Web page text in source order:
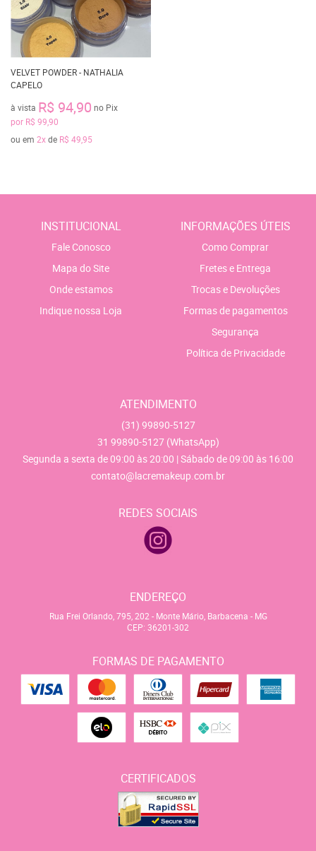
VELVET POWDER - NATHALIA
CAPELO
à vista R$ 94,90 no Pix
por R$ 99,90
ou em 2xde R$ 49,95
INSTITUCIONAL
Fale Conosco
Mapa do Site
Onde estamos
Indique nossa Loja
INFORMAÇÕES ÚTEIS
Como Comprar
Fretes e Entrega
Trocas e Devoluções
Formas de pagamentos
Segurança
Política de Privacidade
ATENDIMENTO
(31) 99890-5127
31 99890-5127 (WhatsApp)
Segunda a sexta de 09:00 às 20:00 | Sábado de 09:00 às 16:00
contato@lacremakeup.com.br
REDES SOCIAIS
ENDEREÇO
Rua Frei Orlando, 795, 202 - Monte Mário, Barbacena - MG
CEP: 36201-302
FORMAS DE PAGAMENTO
CERTIFICADOS